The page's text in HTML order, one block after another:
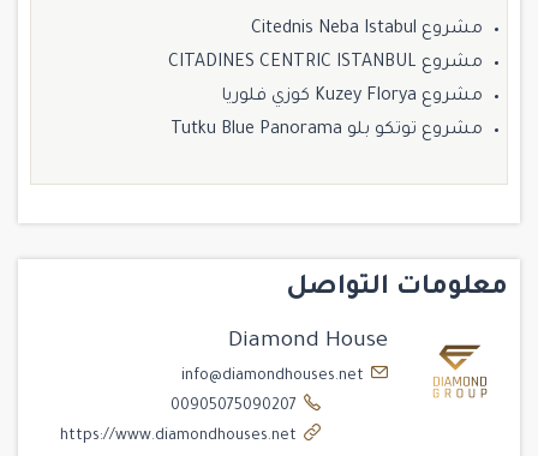
مشروع Citednis Neba Istabul
مشروع CITADINES CENTRIC ISTANBUL
مشروع Kuzey Florya كوزي فلوريا
مشروع توتكو بلو Tutku Blue Panorama
معلومات التواصل
Diamond House
info@diamondhouses.net